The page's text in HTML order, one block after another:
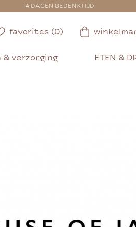
14 DAGEN BEDENKTIJD
favorites (0)
& verzorging ETEN &